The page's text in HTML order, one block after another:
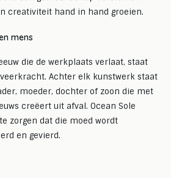
creativiteit hand in hand groeien.
mens
die de werkplaats verlaat, staat
Achter elk kunstwerk staat
moeder, dochter of zoon die met
creëert uit afval. Ocean Sole
zorgen dat die moed wordt
en gevierd.